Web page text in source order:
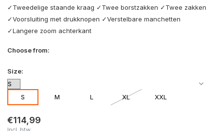
✓Tweedelige staande kraag ✓Twee borstzakken ✓Twee zakken
✓Voorsluiting met drukknopen ✓Verstelbare manchetten
✓Langere zoom achterkant
Choose from:
Size:
S M L XL XXL
€114,99